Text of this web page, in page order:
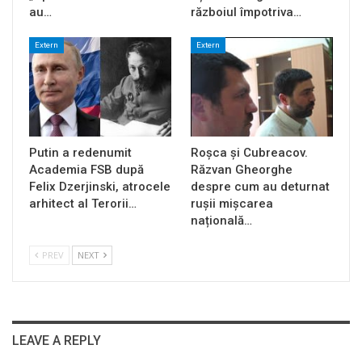
au…
războiul împotriva…
Extern
Putin a redenumit
Academia FSB după
Felix Dzerjinski, atrocele
arhitect al Terorii…
Extern
Roșca și Cubreacov.
Răzvan Gheorghe
despre cum au deturnat
rușii mișcarea
națională…
PREV NEXT
LEAVE A REPLY